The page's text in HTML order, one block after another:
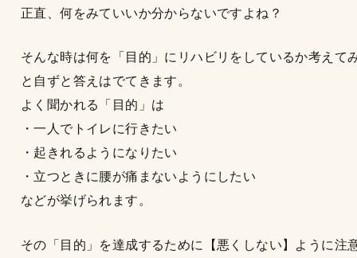
正直、何をみていいか分からないですよね？
そんな時は何を「目的」にリハビリをしているか考えて
と自ずと答えはでてきます。
よく聞かれる「目的」は
・一人でトイレに行きたい
・起きれるようになりたい
・立つときに腰が痛まないようにしたい
などが挙げられます。
その「目的」を達成するために【悪くしない】ように注